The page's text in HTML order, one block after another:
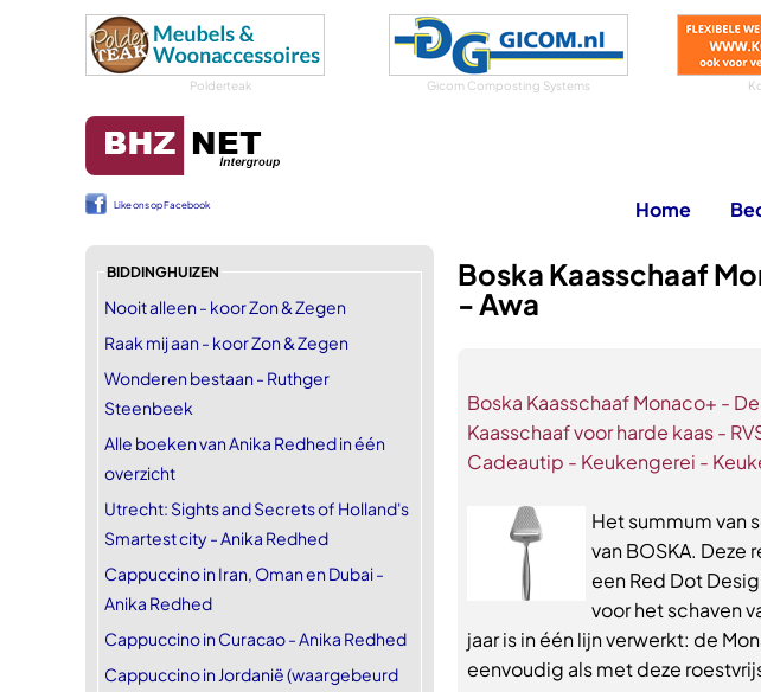
Polderteak Gicom Composting Systems
Like ons op Facebook Home
BIDDINGHUIZEN
Nooit alleen - koor Zon & Zegen
Raak mij aan - koor Zon & Zegen
Wonderen bestaan - Ruthger
Steenbeek
Alle boeken van Anika Redhed in één
overzicht
Utrecht: Sights and Secrets of Holland's
Smartest city - Anika Redhed
Cappuccino in Iran, Oman en Dubai -
Anika Redhed
Cappuccino in Curacao - Anika Redhed
Cappuccino in Jordanië (waargebeurd
Boska Kaasschaaf
- Awa
Boska Kaasschaaf Monaco+ -
Kaasschaaf voor harde kaas -
Cadeautip - Keukengerei -
Het summum van
van BOSKA.
een Red Dot
voor het schaven
jaar is in één lijn verwerkt: de
eenvoudig als met deze